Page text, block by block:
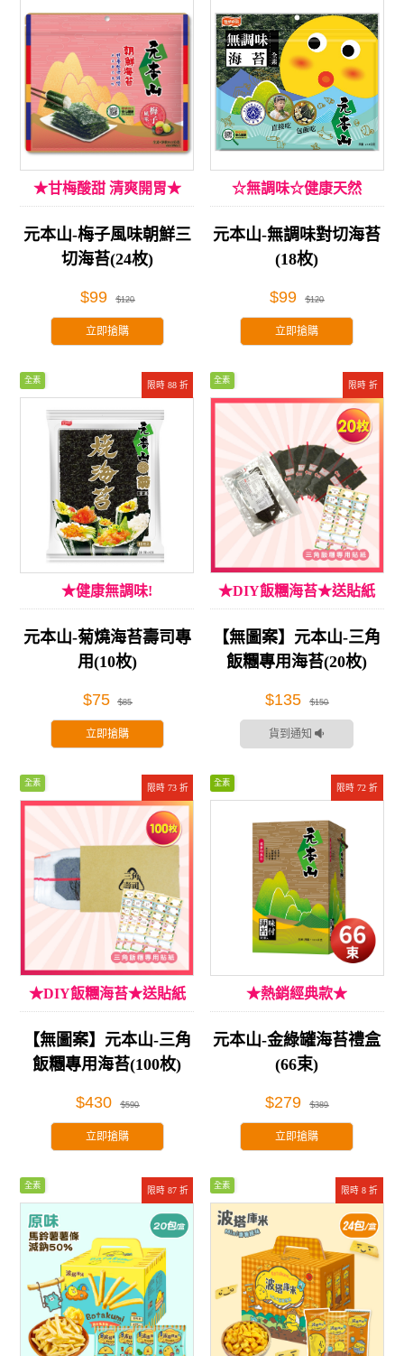
★甘梅酸甜 清爽開胃★
元本山-梅子風味朝鮮三
切海苔(24枚)
$99 $120
立即搶購
☆無調味☆健康天然
元本山-無調味對切海苔
(18枚)
$99 $120
立即搶購
限時 88 折
全素
★健康無調味!
元本山-菊燒海苔壽司專
用(10枚)
$75 $85
立即搶購
限時 折
全素
★DIY飯糰海苔★送貼紙
【無圖案】元本山-三角
飯糰專用海苔(20枚)
$135 $150
貨到通知
限時 73 折
全素
★DIY飯糰海苔★送貼紙
【無圖案】元本山-三角
飯糰專用海苔(100枚)
$430 $590
立即搶購
限時 72 折
全素
★熱銷經典款★
元本山-金綠罐海苔禮盒
(66束)
$279 $389
立即搶購
限時 87 折
全素
限時 8 折
全素